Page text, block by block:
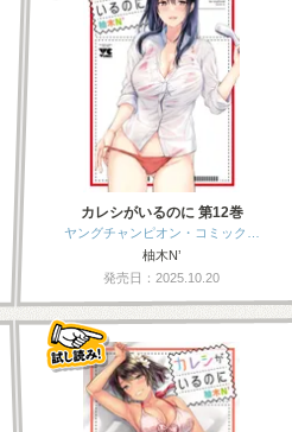
カレシがいるのに 第12巻
ヤングチャンピオン・コミック…
柚木N’
発売日：2025.10.20